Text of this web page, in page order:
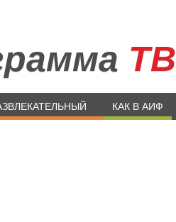
ТВ
КАК В АИФ